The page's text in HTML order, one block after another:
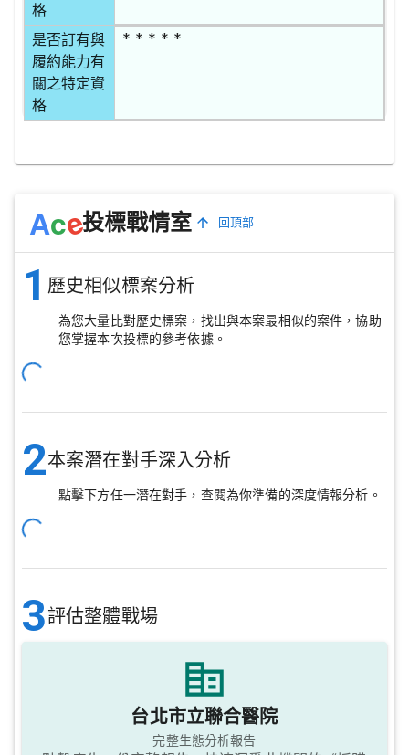
格
是否訂有與
履約能力有
關之特定資
格
* * * * *
Ace投標戰情室 回頂部
1 歷史相似標案分析
為您大量比對歷史標案，找出與本案最相似的案件，協助
您掌握本次投標的參考依據。
2本案潛在對手深入分析
點擊下方任一潛在對手，查閱為你準備的深度情報分析。
3評估整體戰場
台北市立聯合醫院
完整生態分析報告